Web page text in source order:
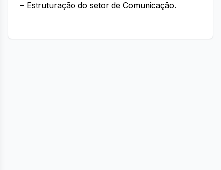
– Estruturação do setor de Comunicação.